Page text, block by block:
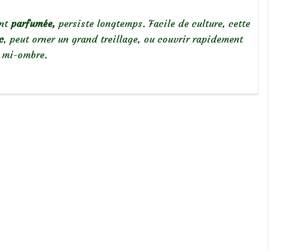
parfumée, persiste longtemps. Facile de culture, cette
, peut orner un grand treillage, ou couvrir rapidement
ombre.